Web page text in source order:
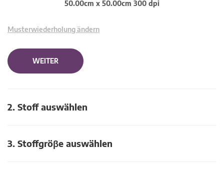
50.00cm x 50.00cm 300 dpi
Musterwiederholung ändern
WEITER
2. Stoff auswählen
3. Stoffgröβe auswählen